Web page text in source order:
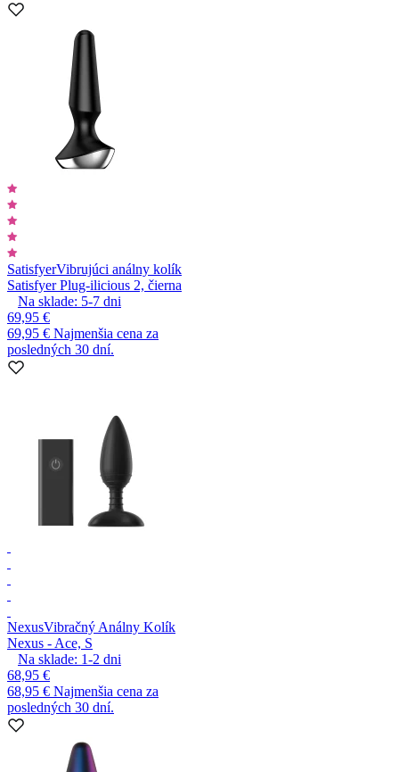
SatisfyerVibrujúci análny kolík
Satisfyer Plug-ilicious 2, čierna
Na sklade: 5-7 dni
69,95 €
69,95 € Najmenšia cena za
posledných 30 dní.
NexusVibračný Análny Kolík
Nexus - Ace, S
Na sklade: 1-2 dni
68,95 €
68,95 € Najmenšia cena za
posledných 30 dní.